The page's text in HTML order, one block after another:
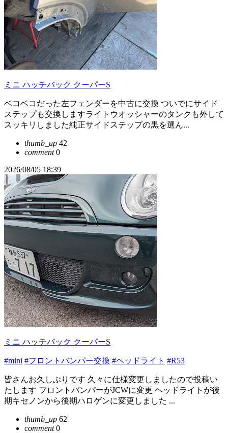
ミニ ハッチバック クーパーS
ベコベコだった左フェンダーを中古に交換 ついでにサイド
ステップも交換しますライトウオッシャーのタンクも外して
スッキリしました純正サイドステップの黒を選ん...
thumb_up 42
comment0
2026/08/05 18:39
ミニ ハッチバック クーパーS
#mini #フロントバンパー交換 #ヘッドライト #R53
皆さんお久しぶりです 久々に仕様変更しましたので投稿い
たします フロントバンパーがJCWに変更 ヘッドライトが後
期キセノンから後期ハロゲンに変更しました ...
thumb_up 62
comment0